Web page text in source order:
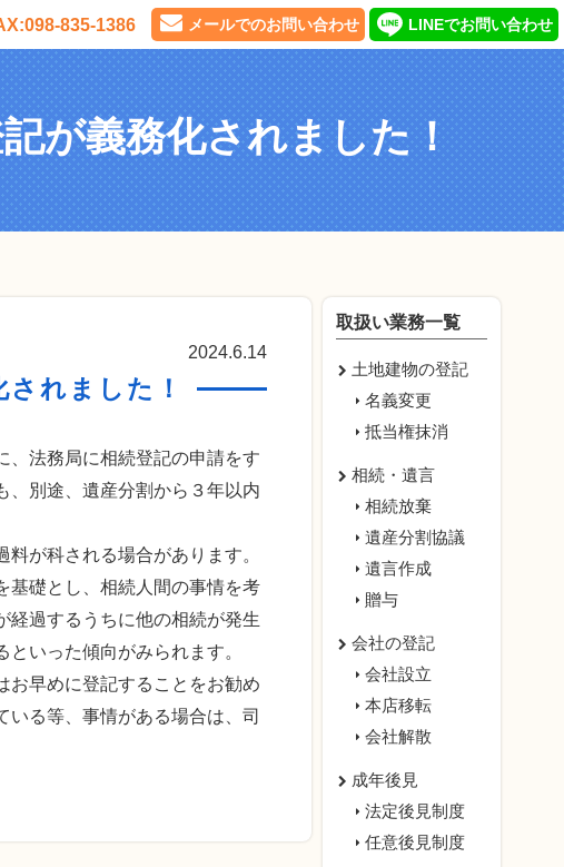
835-1386 メールでのお問い合わせ LINEでお問い合わせ
が義務化されました！
取扱い業務一覧
土地建物の登記
名義変更
抵当権抹消
相続・遺言
相続放棄
遺産分割協議
遺言作成
贈与
会社の登記
会社設立
本店移転
会社解散
成年後見
法定後見制度
任意後見制度
2024.6.14
れました！
、法務局に相続登記の申請をす
、別途、遺産分割から３年以内
が科される場合があります。
基礎とし、相続人間の事情を考
経過するうちに他の相続が発生
いった傾向がみられます。
お早めに登記することをお勧め
いる等、事情がある場合は、司